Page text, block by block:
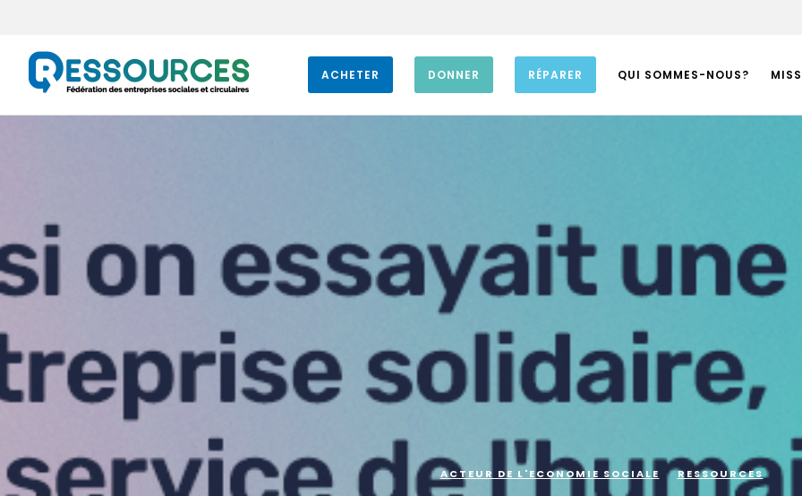
ACHETER DONNER RÉPARER QUI SOMMES-NOUS?
ACTEUR DE L'ECONOMIE SOCIALE RESSOURCES